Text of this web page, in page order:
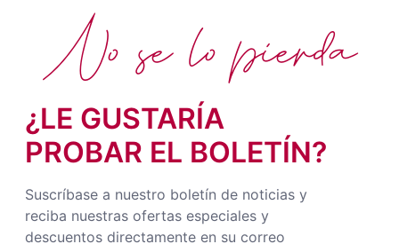
¿LE GUSTARÍA
PROBAR EL BOLETÍN?
Suscríbase a nuestro boletín de noticias y
reciba nuestras ofertas especiales y
descuentos directamente en su correo
No se lo pierda